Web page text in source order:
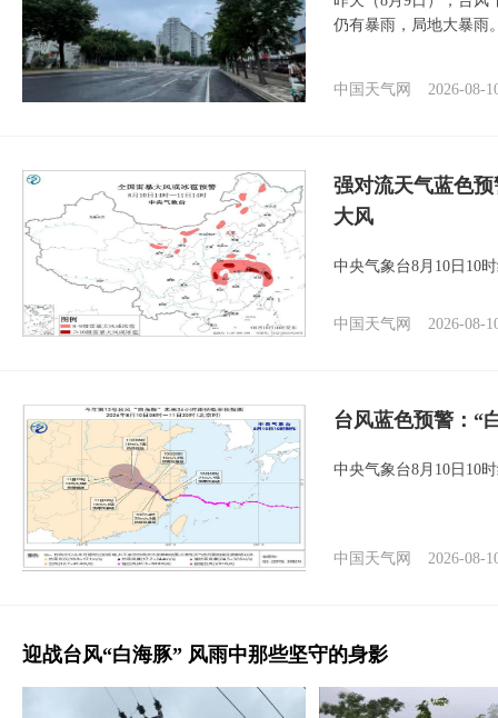
仍有暴雨，局地大暴雨
中国天气网 2026-08-
强对流天气蓝色
大风
中央气象台8月10日10
中国天气网 2026-08-
台风蓝色预警：“
中央气象台8月10日10
中国天气网 2026-08-
迎战台风“白海豚” 风雨中那些坚守的身影